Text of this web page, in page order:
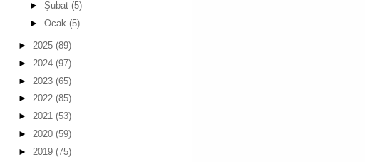
► Şubat (5)
► Ocak (5)
► 2025 (89)
► 2024 (97)
► 2023 (65)
► 2022 (85)
► 2021 (53)
► 2020 (59)
► 2019 (75)